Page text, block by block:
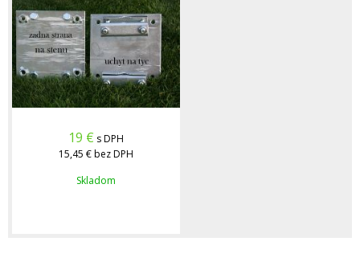
19 € s DPH
15,45 €bez DPH
Skladom